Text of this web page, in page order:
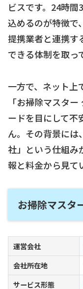
ビスです。24時
込めるのが特徴で
提携業者と連携す
できる体制を取っ
一方で、ネット上
「お掃除マスタ
ードを目にして不
ん。その背景には
社」という仕組み
報と料金から見て
お掃除マスタ
運営会社
会社所在地
サービス形態